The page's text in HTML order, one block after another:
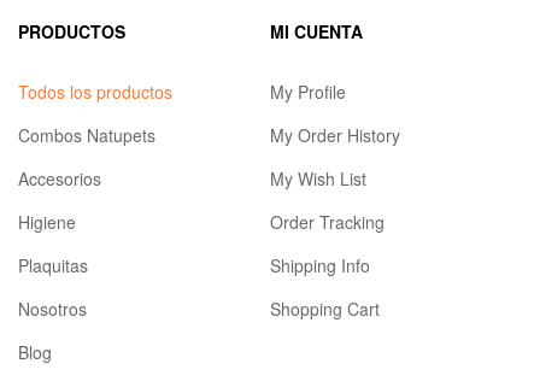
PRODUCTOS
Todos los productos
Combos Natupets
Accesorios
Higiene
Plaquitas
Nosotros
Blog
MI CUENTA
My Profile
My Order History
My Wish List
Order Tracking
Shipping Info
Shopping Cart